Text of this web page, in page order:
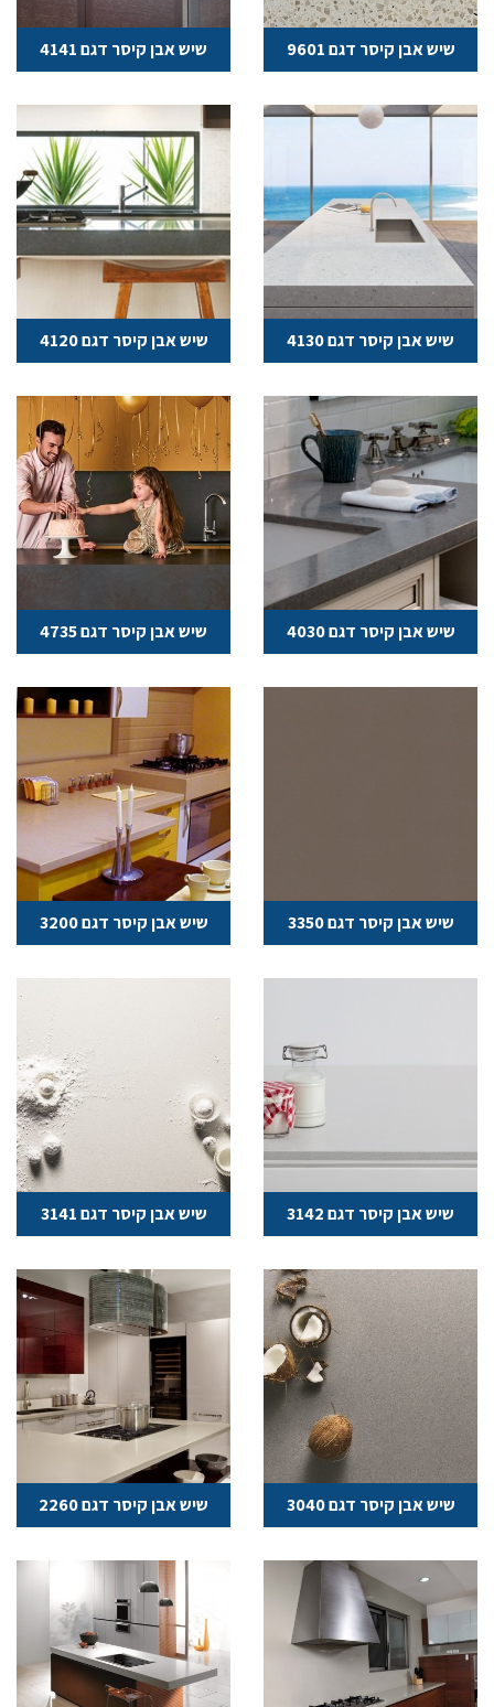
שיש אבן קיסר דגם 9601 שיש אבן קיסר דגם 4141
שיש אבן קיסר דגם 4130 שיש אבן קיסר דגם 4120
שיש אבן קיסר דגם 4030 שיש אבן קיסר דגם 4735
שיש אבן קיסר דגם 3350 שיש אבן קיסר דגם 3200
שיש אבן קיסר דגם 3142 שיש אבן קיסר דגם 3141
שיש אבן קיסר דגם 3040 שיש אבן קיסר דגם 2260